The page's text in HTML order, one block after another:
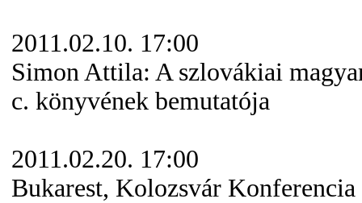
2011.02.10. 17:00
Simon Attila: A szlovákiai
c. könyvének bemutatója
2011.02.20. 17:00
Bukarest, Kolozsvár Konferencia